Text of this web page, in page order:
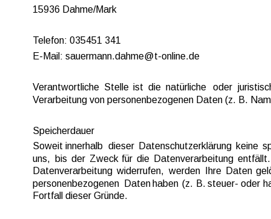
15936 Dahme/Mark
Telefon: 035451 341
E-Mail: sauermann.dahme@t-online.de
Verantwortliche Stelle ist die natürliche oder
Verarbeitung von personenbezogenen Daten (z. B.
Speicherdauer
Soweit innerhalb dieser Datenschutzerklärung keine
uns,
bis der Zweck für die Datenverarbeitung
Datenverarbeitung widerrufen, werden Ihre Daten
personenbezogenen
Daten haben (z. B. steuer- oder
Fortfall dieser Gründe.